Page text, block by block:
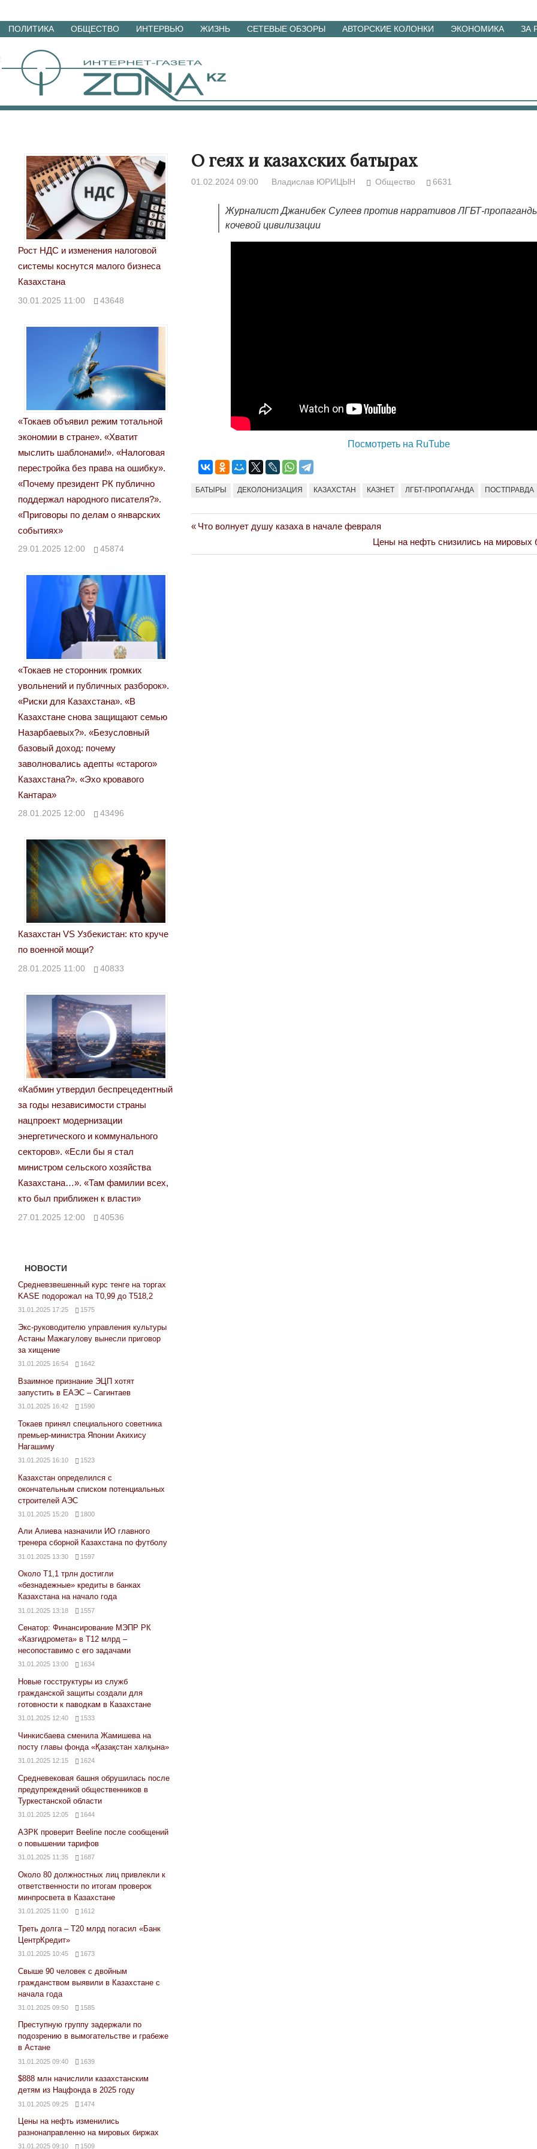
Перейти
материалам
ПОЛИТИКА ОБЩЕСТВО ИНТЕРВЬЮ ЖИЗНЬ СЕТЕВЫЕ ОБЗОРЫ АВТОРСКИЕ КОЛОНКИ ЭКОНОМИКА ЗА
О геях и казахских батырах
01.02.2024 09:00 Владислав ЮРИЦЫН Общество 6631
Журналист Джанибек Сулеев против нарративов ЛГБТ-
кочевой цивилизации
Посмотреть на RuTube
БАТЫРЫ ДЕКОЛОНИЗАЦИЯ КАЗАХСТАН КАЗНЕТ ЛГБТ-ПРОПАГАНДА ПОСТПРАВДА
Навигация
по
Previous
Что волнует душу казаха в начале февраля
Next
Post:
Цены на нефть снизились на мировых
Рост НДС и изменения налоговой
системы коснутся малого бизнеса
Казахстана
30.01.2025 11:00 43648
«Токаев объявил режим тотальной
экономии в стране». «Хватит
мыслить шаблонами!». «Налоговая
перестройка без права на ошибку».
«Почему президент РК публично
поддержал народного писателя?».
«Приговоры по делам о январских
событиях»
29.01.2025 12:00 45874
«Токаев не сторонник громких
увольнений и публичных разборок».
«Риски для Казахстана». «В
Казахстане снова защищают семью
Назарбаевых?». «Безусловный
базовый доход: почему
заволновались адепты «старого»
Казахстана?». «Эхо кровавого
Кантара»
28.01.2025 12:00 43496
Казахстан VS Узбекистан: кто круче
по военной мощи?
28.01.2025 11:00 40833
«Кабмин утвердил беспрецедентный
за годы независимости страны
нацпроект модернизации
энергетического и коммунального
секторов». «Если бы я стал
министром сельского хозяйства
Казахстана…». «Там фамилии всех,
кто был приближен к власти»
27.01.2025 12:00 40536
НОВОСТИ
Средневзвешенный курс тенге на торгах
KASE подорожал на Т0,99 до Т518,2
31.01.2025 17:25 1575
Экс-руководителю управления культуры
Астаны Мажагулову вынесли приговор
за хищение
31.01.2025 16:54 1642
Взаимное признание ЭЦП хотят
запустить в ЕАЭС – Сагинтаев
31.01.2025 16:42 1590
Токаев принял специального советника
премьер-министра Японии Акихису
Нагашиму
31.01.2025 16:10 1523
Казахстан определился с
окончательным списком потенциальных
строителей АЭС
31.01.2025 15:20 1800
Али Алиева назначили ИО главного
тренера сборной Казахстана по футболу
31.01.2025 13:30 1597
Около Т1,1 трлн достигли
«безнадежные» кредиты в банках
Казахстана на начало года
31.01.2025 13:18 1557
Сенатор: Финансирование МЭПР РК
«Казгидромета» в Т12 млрд –
несопоставимо с его задачами
31.01.2025 13:00 1634
Новые госструктуры из служб
гражданской защиты создали для
готовности к паводкам в Казахстане
31.01.2025 12:40 1533
Чинкисбаева сменила Жамишева на
посту главы фонда «Қазақстан халқына»
31.01.2025 12:15 1624
Средневековая башня обрушилась после
предупреждений общественников в
Туркестанской области
31.01.2025 12:05 1644
АЗРК проверит Beeline после сообщений
о повышении тарифов
31.01.2025 11:35 1687
Около 80 должностных лиц привлекли к
ответственности по итогам проверок
минпросвета в Казахстане
31.01.2025 11:00 1612
Треть долга – Т20 млрд погасил «Банк
ЦентрКредит»
31.01.2025 10:45 1673
Свыше 90 человек с двойным
гражданством выявили в Казахстане с
начала года
31.01.2025 09:50 1585
Преступную группу задержали по
подозрению в вымогательстве и грабеже
в Астане
31.01.2025 09:40 1639
$888 млн начислили казахстанским
детям из Нацфонда в 2025 году
31.01.2025 09:25 1474
Цены на нефть изменились
разнонаправленно на мировых биржах
31.01.2025 09:10 1509
Война